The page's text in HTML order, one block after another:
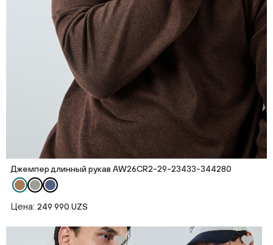
Джемпер длинный рукав AW26CR2-29-23433-344280
Цена: 249 990 UZS